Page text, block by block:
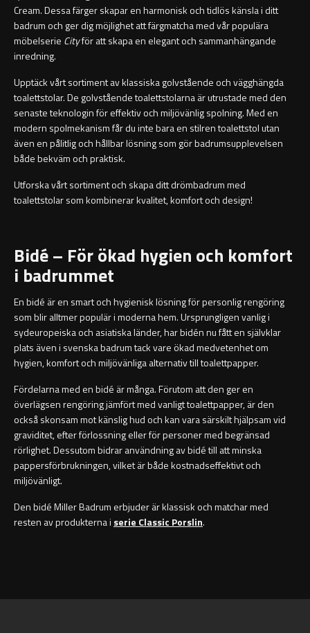
Underlimmat handfat
Handfat med piedestal
Blandare
Tvättställsblandare
Bottenventiler
Toalettstolar
Vägghängd toalettstol
Toalettpappershållare
Krokar
Handduksringar
Handduksstänger
Badkarshandtag
Orlando
Oslo
Richmond
Signature
Stockholm
Cream. Dessa färger skapar en harmonisk och tidlös känsla i ditt
badrum och ger dig möjlighet att färgmatcha med vår populära
möbelserie Cityför att skapa en elegant och sammanhängande
inredning.
Upptäck vårt sortiment av klassiska golvstående och vägghängda
toalettstolar. De golvstående toalettstolarna är utrustade med den
senaste teknologin för effektiv och miljövänlig spolning. Med en
modern spolmekanism får du inte bara en stilren toalettstol utan
även en pålitlig och hållbar lösning som gör badrumsupplevelsen
både bekväm och praktisk.
Utforska vårt sortiment och skapa ditt drömbadrum med
toalettstolar som kombinerar kvalitet, komfort och design!
Bidé – För ökad hygien och komfort
i badrummet
En bidé är en smart och hygienisk lösning för personlig rengöring
som blir alltmer populär i moderna hem. Ursprungligen vanlig i
sydeuropeiska och asiatiska länder, har bidén nu fått en självklar
plats även i svenska badrum tack vare ökad medvetenhet om
hygien, komfort och miljövänliga alternativ till toalettpapper.
Fördelarna med en bidé är många. Förutom att den ger en
överlägsen rengöring jämfört med vanligt toalettpapper, är den
också skonsam mot känslig hud och kan vara särskilt hjälpsam vid
graviditet, efter förlossning eller för personer med begränsad
rörlighet. Dessutom bidrar användning av bidé till att minska
pappersförbrukningen, vilket är både kostnadseffektivt och
miljövänligt.
Den bidé Miller Badrum erbjuder är klassisk och matchar med
resten av produkterna i serie Classic Porslin.